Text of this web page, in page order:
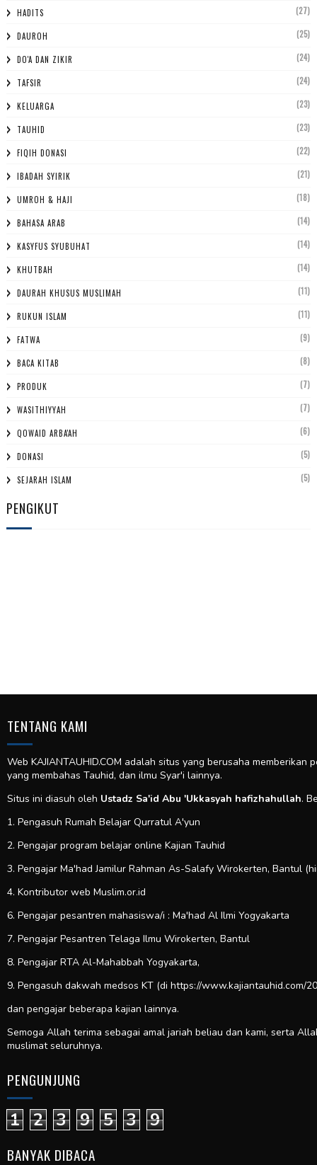
HADITS (27)
DAUROH (25)
DO'A DAN ZIKIR (24)
TAFSIR (24)
KELUARGA (23)
TAUHID (23)
FIQIH DONASI (22)
IBADAH SYIRIK (21)
UMROH & HAJI (18)
BAHASA ARAB (14)
KASYFUS SYUBUHAT (14)
KHUTBAH (14)
DAURAH KHUSUS MUSLIMAH (11)
RUKUN ISLAM (11)
FATWA (9)
BACA KITAB (8)
PRODUK (7)
WASITHIYYAH (7)
QOWAID ARBA'AH (6)
DONASI (5)
SEJARAH ISLAM (5)
PENGIKUT
TENTANG KAMI
Web KAJIANTAUHID.COM adalah situs yang berusaha
yang membahas Tauhid, dan ilmu Syar'i lainnya.
Situs ini diasuh oleh Ustadz Sa'id Abu 'Ukkasyah hafizhahullah.
1. Pengasuh Rumah Belajar Qurratul A'yun
2. Pengajar program belajar online Kajian Tauhid
3. Pengajar Ma'had Jamilur Rahman As-Salafy Wirokerten, Bantul
4. Kontributor web Muslim.or.id
6. Pengajar pesantren mahasiswa/i : Ma'had Al Ilmi Yogyakarta
7. Pengajar Pesantren Telaga Ilmu Wirokerten, Bantul
8. Pengajar RTA Al-Mahabbah Yogyakarta,
9. Pengasuh dakwah medsos KT (di https://www.kajiantauhid.com/
dan pengajar beberapa kajian lainnya.
Semoga Allah terima sebagai amal jariah beliau dan kami, serta
muslimat seluruhnya.
PENGUNJUNG
1 2 3 9 5 3 9
BANYAK DIBACA